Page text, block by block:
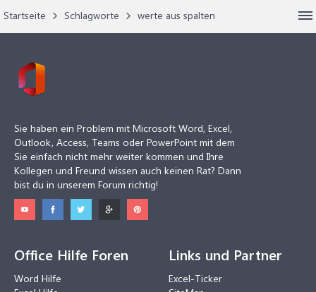
Startseite Schlagworte werte aus spalten
Sie haben ein Problem mit Microsoft Word, Excel,
Outlook, Access, Teams oder PowerPoint mit dem
Sie einfach nicht mehr weiter kommen und Ihre
Kollegen und Freund wissen auch keinen Rat? Dann
bist du in unserem Forum richtig!
Office Hilfe Foren
Word Hilfe
Links und Partner
Excel-Ticker